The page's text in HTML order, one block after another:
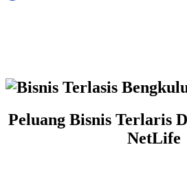
Peluang Bisnis Terlaris
NetLife